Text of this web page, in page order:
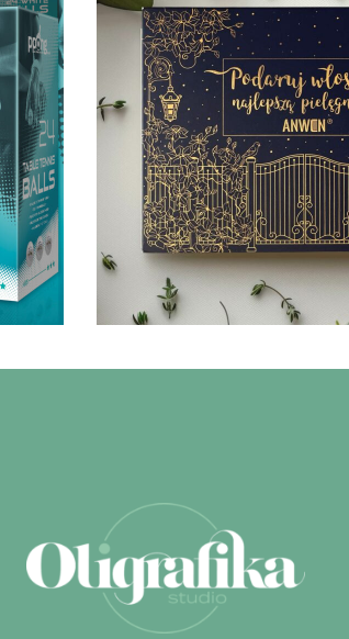
Opakowanie
świąteczne –
ANWEN
Opakowania